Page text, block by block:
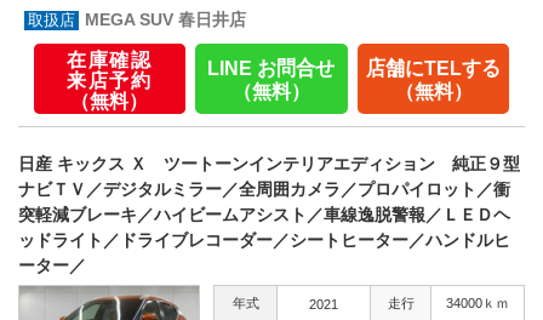
MEGA SUV 春日井店
在庫確認
来店予約
（無料）
LINE お問合せ
（無料）
店舗にTELする
（無料）
日産 キックス Ｘ ツートーンインテリアエディション 純正９型
ナビＴＶ／デジタルミラー／全周囲カメラ／プロパイロット／衝
突軽減ブレーキ／ハイビームアシスト／車線逸脱警報／ＬＥＤヘ
ッドライト／ドライブレコーダー／シートヒーター／ハンドルヒ
ーター／
年式 2021 走行 34000ｋｍ